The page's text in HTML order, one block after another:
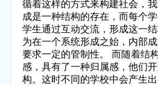
循着这样的方式来构建社会，
成是一种结构的存在，而每个
学生通过互动交流，形成这一
为在一个系统形成之始，内部
要求一定的管制性。 而随着结
感，具有了一种归属感，他们
构。这时不同的学校中会产生